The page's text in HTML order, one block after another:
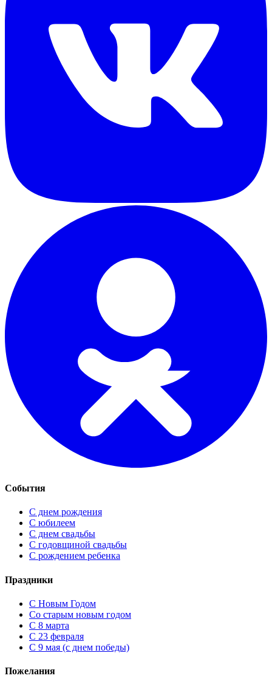
События
С днем рождения
С юбилеем
С днем свадьбы
С годовщиной свадьбы
С рождением ребенка
Праздники
C Новым Годом
Cо старым новым годом
С 8 марта
С 23 февраля
С 9 мая (с днем победы)
Пожелания